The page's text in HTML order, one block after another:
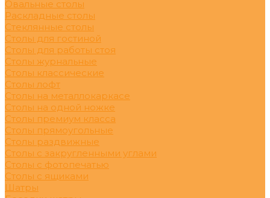
Овальные столы
Раскладные столы
Стеклянные столы
Столы для гостиной
Столы для работы стоя
Столы журнальные
Столы классические
Столы лофт
Столы на металлокаркасе
Столы на одной ножке
Столы премиум класса
Столы прямоугольные
Столы раздвижные
Столы с закругленными углами
Столы с фотопечатью
Столы с ящиками
Шатры